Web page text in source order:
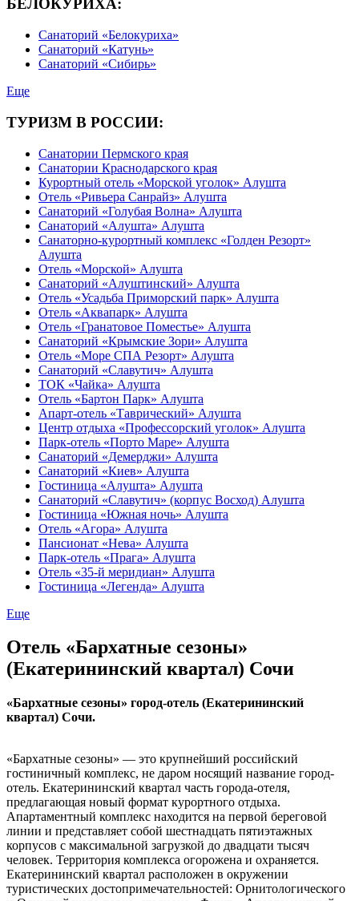
БЕЛОКУРИХА:
Санаторий «Белокуриха»
Санаторий «Катунь»
Санаторий «Сибирь»
Еще
ТУРИЗМ В РОССИИ:
Санатории Пермского края
Санатории Краснодарского края
Курортный отель «Морской уголок» Алушта
Отель «Ривьера Санрайз» Алушта
Санаторий «Голубая Волна» Алушта
Санаторий «Алушта» Алушта
Санаторно-курортный комплекс «Голден Резорт»
Алушта
Отель «Морской» Алушта
Санаторий «Алуштинский» Алушта
Отель «Усадьба Приморский парк» Алушта
Отель «Аквапарк» Алушта
Отель «Гранатовое Поместье» Алушта
Санаторий «Крымские Зори» Алушта
Отель «Море СПА Резорт» Алушта
Санаторий «Славутич» Алушта
ТОК «Чайка» Алушта
Отель «Бартон Парк» Алушта
Апарт-отель «Таврический» Алушта
Центр отдыха «Профессорский уголок» Алушта
Парк-отель «Порто Маре» Алушта
Санаторий «Демерджи» Алушта
Санаторий «Киев» Алушта
Гостиница «Алушта» Алушта
Санаторий «Славутич» (корпус Восход) Алушта
Гостиница «Южная ночь» Алушта
Отель «Агора» Алушта
Пансионат «Нева» Алушта
Парк-отель «Прага» Алушта
Отель «35-й меридиан» Алушта
Гостиница «Легенда» Алушта
Еще
Отель «Бархатные сезоны»
(Екатерининский квартал) Сочи
«Бархатные сезоны» город-отель (Екатерининский
квартал) Сочи.
«Бархатные сезоны» — это крупнейший российский
гостиничный комплекс, не даром носящий название город-
отель. Екатерининский квартал часть города-отеля,
предлагающая новый формат курортного отдыха.
Апартаментный комплекс находится на первой береговой
линии и представляет собой шестнадцать пятиэтажных
корпусов с максимальной загрузкой до двадцати тысяч
человек. Территория комплекса огорожена и охраняется.
Екатерининский квартал расположен в окружении
туристических достопримечательностей: Орнитологического